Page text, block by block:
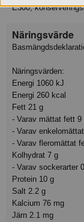
E300,
Näringsvärde
Näringsvärden:
Energi 1060 kJ
Energi 260 kcal
Fett 21 g
- Varav mättat fett 9
- Varav
- Varav fleromättat
Kolhydrat 7 g
- Varav sockerarter
Protein 10 g
Salt 2.2 g
Kalcium 76 mg
Järn 2.1 mg